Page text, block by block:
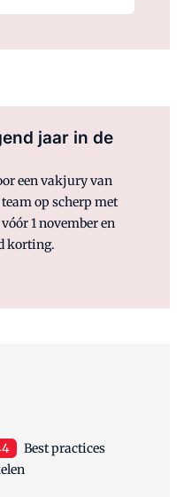
jaar in de
een vakjury van
op scherp met
1 november en
korting.
Best practices